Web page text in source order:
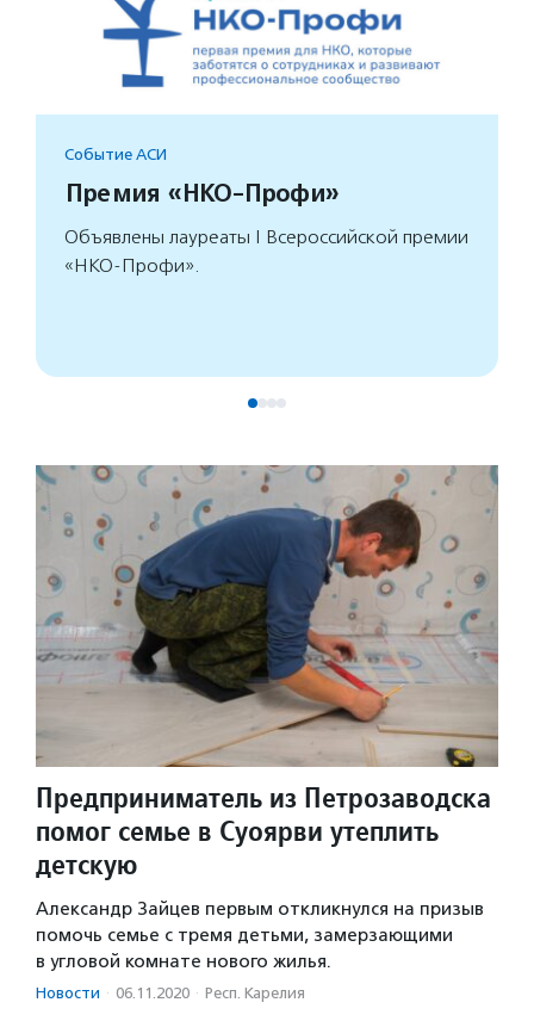
Событие АСИ
Премия «НКО-Профи»
Объявлены лауреаты I Всероссийской премии
«НКО-Профи».
Предприниматель из Петрозаводска
помог семье в Суоярви утеплить
детскую
Александр Зайцев первым откликнулся на призыв
помочь семье с тремя детьми, замерзающими
в угловой комнате нового жилья.
Новости · 06.11.2020 · Респ. Карелия